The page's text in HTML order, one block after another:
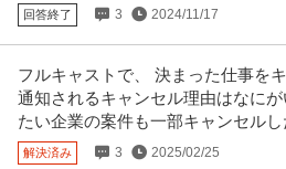
回答終了 3 2024/11/17
フルキャストで、 決まった仕事を
通知されるキャンセル理由はなに
たい企業の案件も一部キャンセル
解決済み 3 2025/02/25